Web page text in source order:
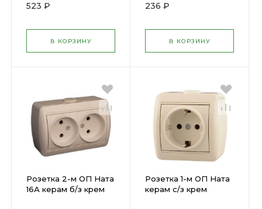
523 ₽
В КОРЗИНУ
236 ₽
В КОРЗИНУ
Розетка 2-м ОП Ната
16А керам б/з крем
Розетка 1-м ОП Ната
керам с/з крем